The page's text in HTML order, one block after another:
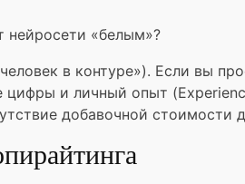
нейросети «белым»?
в контуре»). Если вы
и личный опыт
добавочной стоимости